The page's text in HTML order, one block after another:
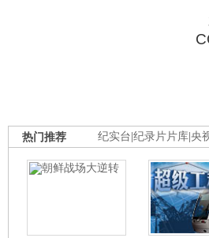
纪实台 纪录片片库 央
热门推荐